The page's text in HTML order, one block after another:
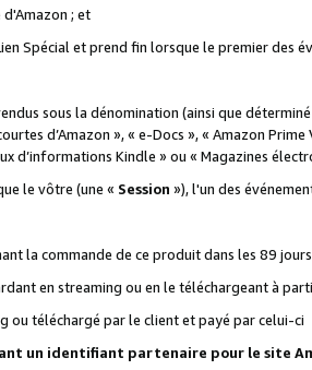
; et
Spécial et prend fin lorsque le premier des
sous la dénomination (ainsi que
d’Amazon », « e-Docs », « Amazon
d’informations Kindle » ou « Magazines
le vôtre (une « Session »), l'un des
la commande de ce produit dans les 89
en streaming ou en le téléchargeant à
ou téléchargé par le client et payé par celui-ci
un identifiant partenaire pour le site